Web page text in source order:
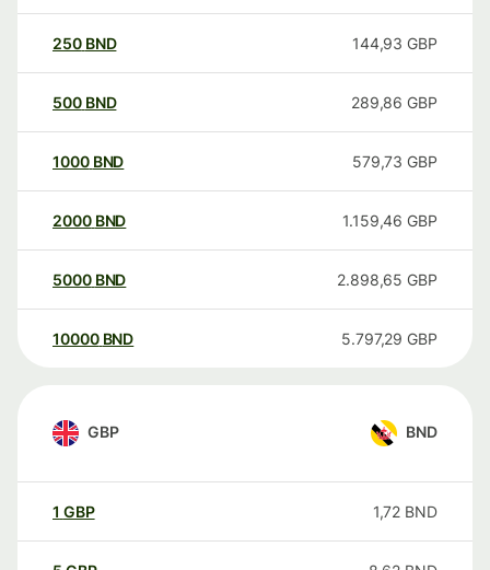
250 BND 144,93 GBP
500 BND 289,86 GBP
1000 BND 579,73 GBP
2000 BND 1.159,46 GBP
5000 BND 2.898,65 GBP
10000 BND 5.797,29 GBP
GBP BND
1 GBP 1,72 BND